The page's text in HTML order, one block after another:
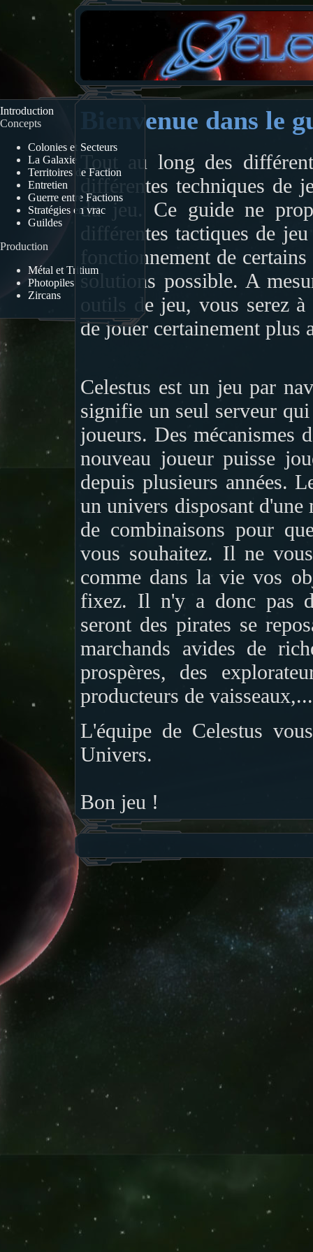
Bienvenue dans le
Tout au long des
différentes techniques de
du jeu. Ce guide ne
différentes tactiques de
fonctionnement de
solutions possible. A
outils de jeu, vous serez
de jouer certainement plus
Celestus est un jeu par
signifie un seul serveur
joueurs. Des mécanismes
nouveau joueur puisse
depuis plusieurs années.
un univers disposant
de combinaisons pour
vous souhaitez. Il ne
comme dans la vie vos
fixez. Il n'y a donc pas
seront des pirates se
marchands avides de
prospères, des
producteurs de vaisseaux,...
L'équipe de Celestus
Univers.
Bon jeu !
Introduction
Concepts
Colonies et Secteurs
La Galaxie
Territoires de Faction
Entretien
Guerre entre Factions
Stratégies en vrac
Guildes
Production
Métal et Tritium
Photopiles
Zircans